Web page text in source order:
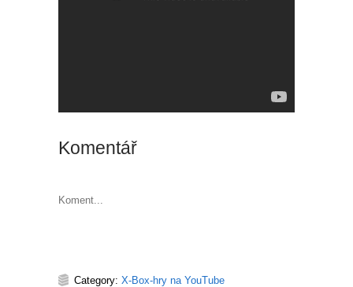
Komentář
Koment...
Category: X-Box-hry na YouTube